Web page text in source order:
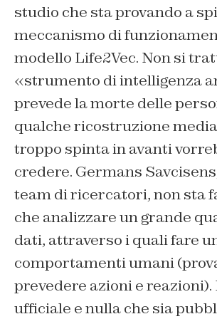
studio che sta provando a
meccanismo di
modello Life2Vec. Non si
«strumento di intelligenza
prevede la morte delle
qualche ricostruzione
troppo spinta in avanti
credere. Germans
team di ricercatori, non sta
che analizzare un grande
dati, attraverso i quali fare
comportamenti umani
prevedere azioni e reazioni).
ufficiale e nulla che sia